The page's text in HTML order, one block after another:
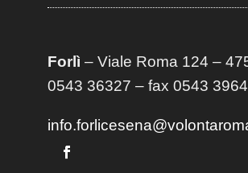
Forlì – Viale Roma 124 –
0543 36327 – fax 0543